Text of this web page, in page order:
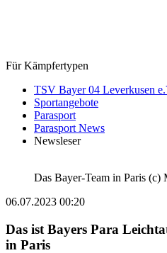
Für Kämpfertypen
TSV Bayer 04 Leverkusen
Sportangebote
Parasport
Parasport News
Newsleser
Das Bayer-Team in Paris (c)
06.07.2023 00:20
Das ist Bayers Para
in Paris